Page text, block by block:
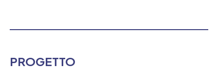
PROGETTO